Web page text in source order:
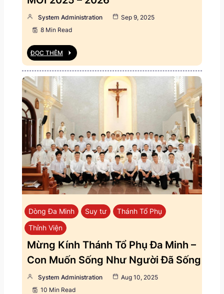
System Administration
Sep 9, 2025
8 Min Read
ĐỌC THÊM
Dòng Đa Minh Suy tư
Thánh Tổ Phụ
Thỉnh Viện
Mừng Kính Thánh Tổ Phụ Đa Minh –
Con Muốn Sống Như Người Đã Sống
System Administration
Aug 10, 2025
10 Min Read